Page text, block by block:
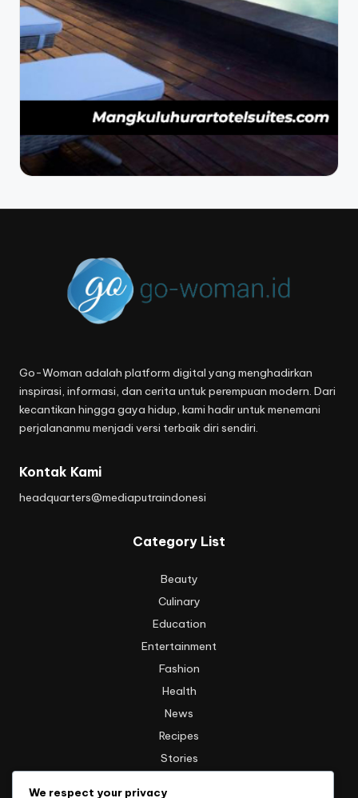
Go-Woman adalah platform digital yang menghadirkan
inspirasi, informasi, dan cerita untuk perempuan modern. Dari
kecantikan hingga gaya hidup, kami hadir untuk menemani
perjalananmu menjadi versi terbaik diri sendiri.
Kontak Kami
headquarters@mediaputraindonesi
Category List
Beauty
Culinary
Education
Entertainment
Fashion
Health
News
Recipes
Stories
We respect your privacy